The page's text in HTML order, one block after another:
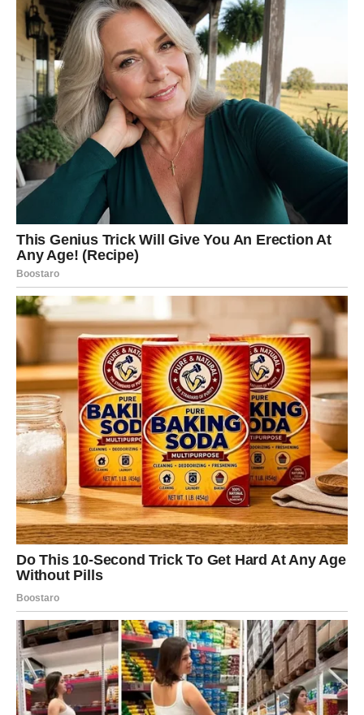
Neke će riješiti problem koji ih je dugo opterećivao.
A neke će konačno dobiti potvrdu da se nalaze na
dobrom putu.
Važno je da vjerujete svojim sposobnostima.
LJUBAV DONOSI TOPLINU I
RAZUMIJEVANJE
Ako ste slobodne, moguće je poznanstvo sa osobom koja
će vas osvojiti iskrenošću i zrelošću.
Neće biti potrebe za igrama ni nagađanjima.
Sve će djelovati prirodno i jednostavno.
Ako ste zauzete, odnos sa partnerom ulazi u skladniju
fazu.
Biće više nježnosti, više podrške i više osjećaja da ste
zajedno jači nego odvojeno.
PRESTANITE SUMNJATI U
SVOJU SREĆU
Jedna od stvari koje vas često sputavaju jeste uvjerenje
da uvijek morate biti spremne na najgore.
Zvijezde vam sada poručuju da ne gledate stalno prema
problemima.